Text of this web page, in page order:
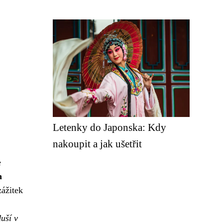
v
Letenky do Japonska: Kdy
nakoupit a jak ušetřit